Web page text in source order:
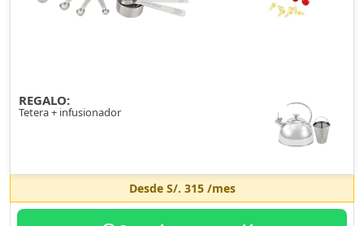
REGALO:
Tetera + infusionador
Desde S/. 315/mes